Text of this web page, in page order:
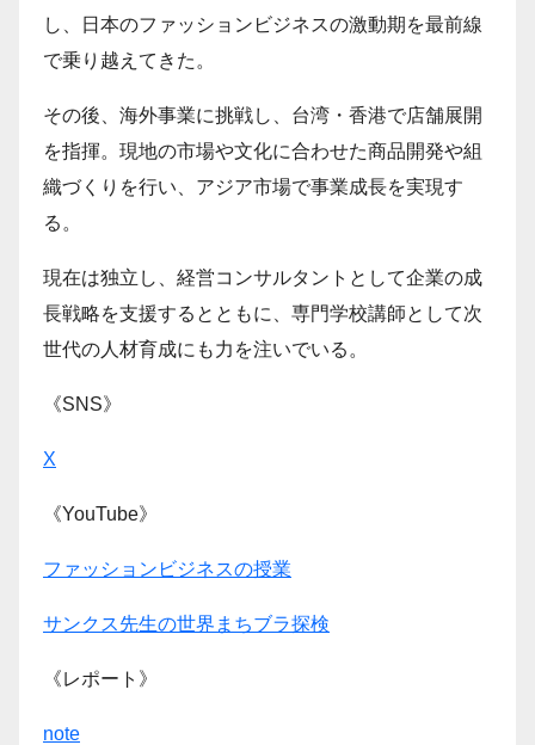
し、日本のファッションビジネスの激動期を最前線
で乗り越えてきた。
その後、海外事業に挑戦し、台湾・香港で店舗展開
を指揮。現地の市場や文化に合わせた商品開発や組
織づくりを行い、アジア市場で事業成長を実現す
る。
現在は独立し、経営コンサルタントとして企業の成
長戦略を支援するとともに、専門学校講師として次
世代の人材育成にも力を注いでいる。
《SNS》
X
《YouTube》
ファッションビジネスの授業
サンクス先生の世界まちブラ探検
《レポート》
note